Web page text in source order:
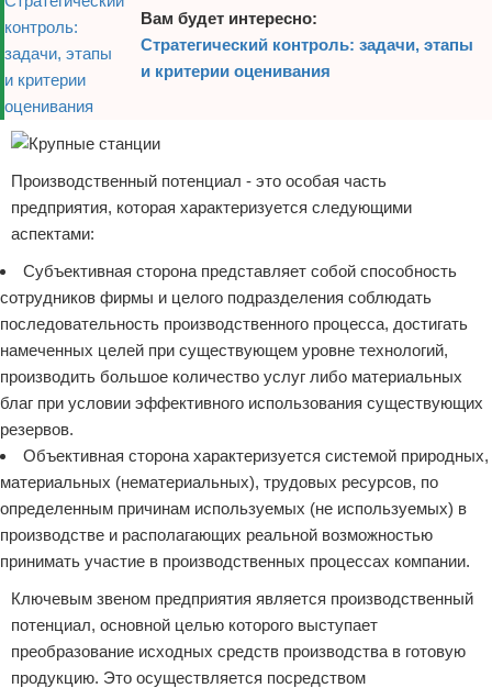
Вам будет интересно:
Стратегический контроль: задачи, этапы
и критерии оценивания
Производственный потенциал - это особая часть
предприятия, которая характеризуется следующими
аспектами:
Субъективная сторона представляет собой способность
сотрудников фирмы и целого подразделения соблюдать
последовательность производственного процесса, достигать
намеченных целей при существующем уровне технологий,
производить большое количество услуг либо материальных
благ при условии эффективного использования существующих
резервов.
Объективная сторона характеризуется системой природных,
материальных (нематериальных), трудовых ресурсов, по
определенным причинам используемых (не используемых) в
производстве и располагающих реальной возможностью
принимать участие в производственных процессах компании.
Ключевым звеном предприятия является производственный
потенциал, основной целью которого выступает
преобразование исходных средств производства в готовую
продукцию. Это осуществляется посредством